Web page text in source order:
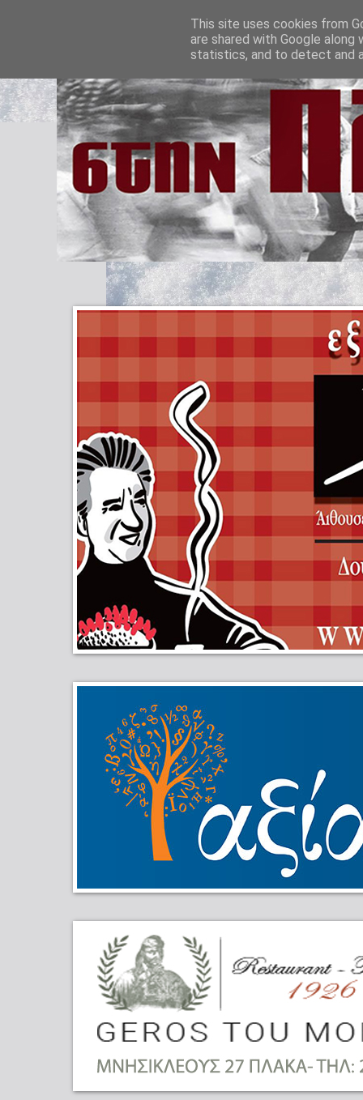
This site uses cookies from
are shared with Google
statistics, and to detect and